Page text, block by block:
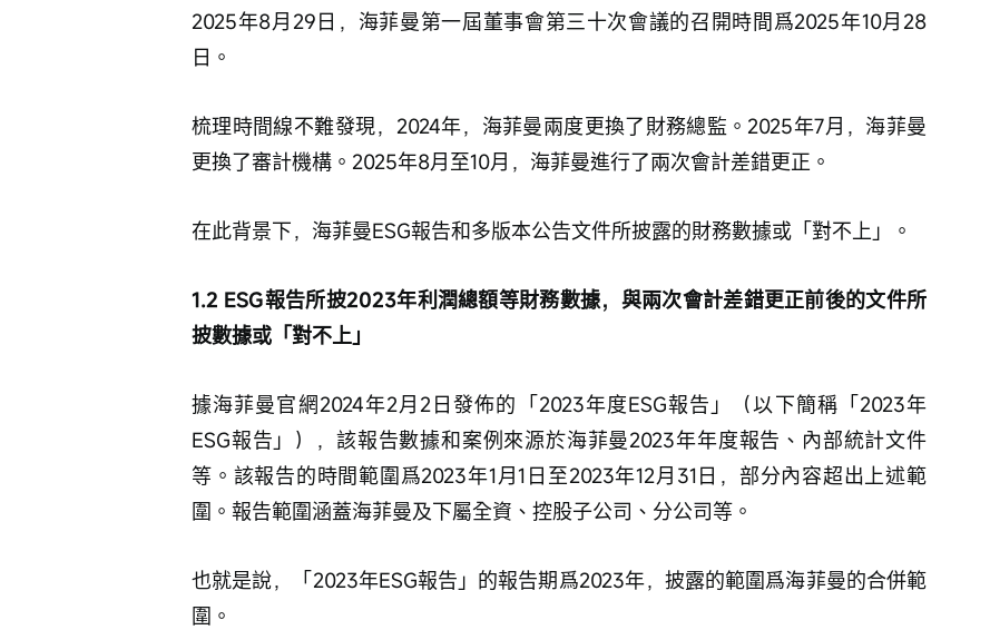
2025年8月29日，海菲曼第一屆董事會第三十次會議的召開時間爲2025年10月28
日。
梳理時間線不難發現，2024年，海菲曼兩度更換了財務總監。2025年7月，海菲曼
更換了審計機構。2025年8月至10月，海菲曼進行了兩次會計差錯更正。
在此背景下，海菲曼ESG報告和多版本公告文件所披露的財務數據或「對不上」。
1.2 ESG報告所披2023年利潤總額等財務數據，與兩次會計差錯更正前後的文件所
披數據或「對不上」
據海菲曼官網2024年2月2日發佈的「2023年度ESG報告」（以下簡稱「2023年
ESG報告」），該報告數據和案例來源於海菲曼2023年年度報告、內部統計文件
等。該報告的時間範圍爲2023年1月1日至2023年12月31日，部分內容超出上述範
圍。報告範圍涵蓋海菲曼及下屬全資、控股子公司、分公司等。
也就是說，「2023年ESG報告」的報告期爲2023年，披露的範圍爲海菲曼的合併範
圍。